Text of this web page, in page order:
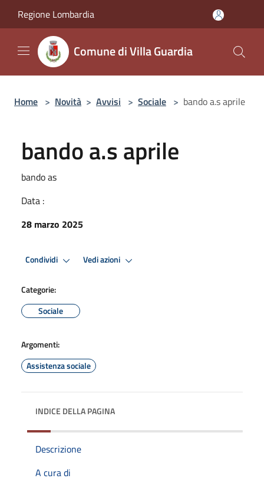
Regione Lombardia
Comune di Villa Guardia
Home > Novità > Avvisi > Sociale > bando a.s aprile
bando a.s aprile
bando as
Data :
28 marzo 2025
Condividi Vedi azioni
Categorie:
Sociale
Argomenti:
Assistenza sociale
INDICE DELLA PAGINA
Descrizione
A cura di